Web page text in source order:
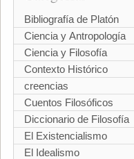
Bibliografía de Platón
Ciencia y Antropología
Ciencia y Filosofía
Contexto Histórico
creencias
Cuentos Filosóficos
Diccionario de Filosofía
El Existencialismo
El Idealismo